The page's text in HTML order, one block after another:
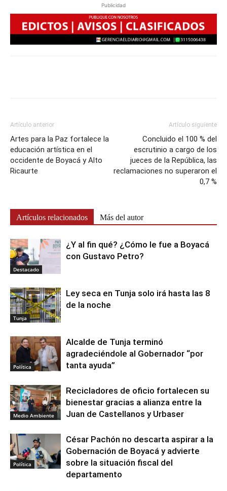
Publicidad
Artículo anterior
Artes para la Paz fortalece la
educación artística en el
occidente de Boyacá y Alto
Ricaurte
Artículo siguiente
Concluido el 100 % del
escrutinio a cargo de los
jueces de la República, las
reclamaciones no superaron el
0,7 %
Artículos relacionados Más del autor
Destacado
¿Y al fin qué? ¿Cómo le fue a Boyacá
con Gustavo Petro?
Tunja
Ley seca en Tunja solo irá hasta las 8
de la noche
Política
Alcalde de Tunja terminó
agradeciéndole al Gobernador “por
tanta ayuda”
Medio Ambiente
Recicladores de oficio fortalecen su
bienestar gracias a alianza entre la
Juan de Castellanos y Urbaser
Política
César Pachón no descarta aspirar a la
Gobernación de Boyacá y advierte
sobre la situación fiscal del
departamento